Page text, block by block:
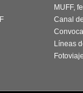
MUFF,
Canal
Líneas